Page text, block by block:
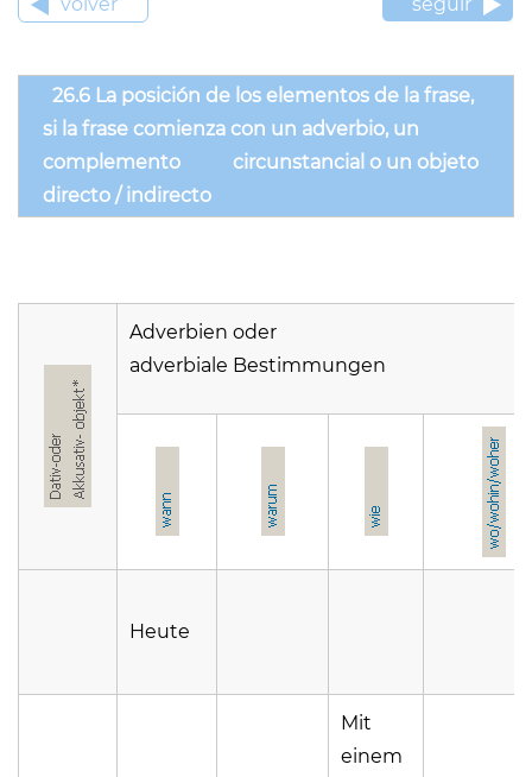
26.6 La posición de los elementos de la frase,
si la frase comienza con un adverbio, un
complemento circunstancial o un objeto
directo / indirecto
Adverbien oder
adverbiale Bestimmungen
Heute
Mit
einem